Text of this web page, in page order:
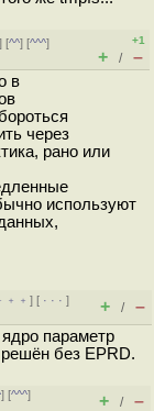
] [^^] [^^^]
+1
+ / –
в
через
рано или
используют
] [ · · ·]
+ / –
параметр
без EPRD.
] [^^^]
+ / –